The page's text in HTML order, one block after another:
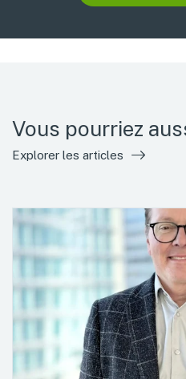
Vous pourriez
Explorer les articles